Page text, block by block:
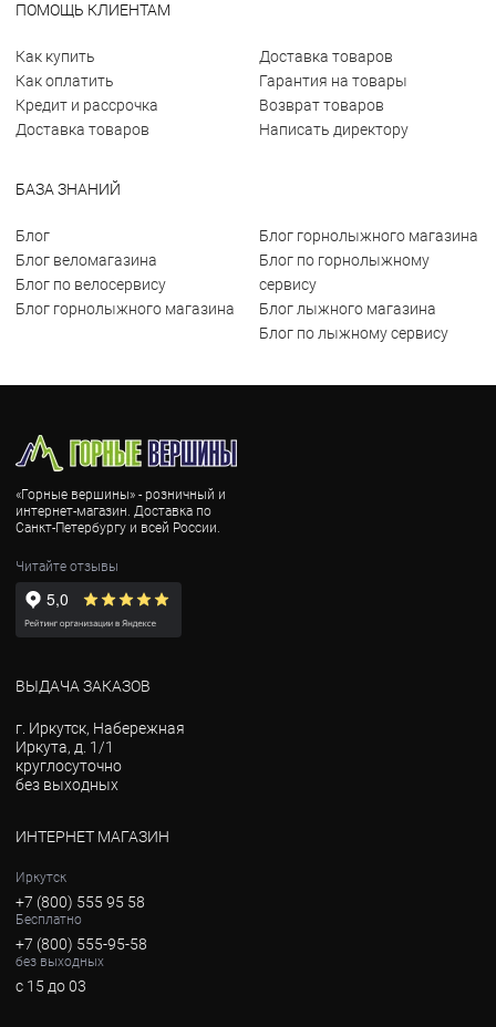
ПОМОЩЬ КЛИЕНТАМ
Как купить
Как оплатить
Кредит и рассрочка
Доставка товаров
Доставка товаров
Гарантия на товары
Возврат товаров
Написать директору
БАЗА ЗНАНИЙ
Блог
Блог веломагазина
Блог по велосервису
Блог горнолыжного магазина
Блог горнолыжного магазина
Блог по горнолыжному
сервису
Блог лыжного магазина
Блог по лыжному сервису
«Горные вершины» - розничный и
интернет-магазин. Доставка по
Санкт-Петербургу и всей России.
Читайте отзывы
ВЫДАЧА ЗАКАЗОВ
г. Иркутск, Набережная
Иркута, д. 1/1
круглосуточно
без выходных
ИНТЕРНЕТ МАГАЗИН
Иркутск
+7 (800) 555 95 58
Бесплатно
+7 (800) 555-95-58
без выходных
с 15 до 03